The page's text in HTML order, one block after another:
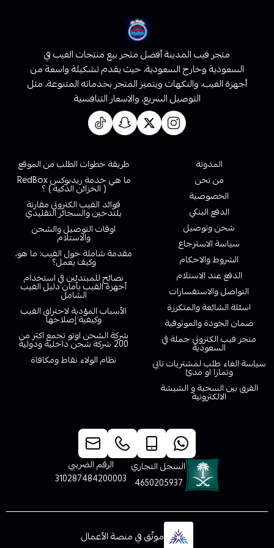
متجر فيب المدينة أفضل متجر بيع منتجات الفيب في
السعودية وخارج السعودية، حيث يقدم تشكيلة واسعة من
أجهزة الفيب، والنكهات ويتميز المتجر بخدماته المتنوعة، مثل
التوصيل السريع، والاسعار التنافسية
المدونة
من نحن
الخصوصية
الدفع البنكي
شحن وتوصيل
سياسة الاسترجاع
الشروط والاحكام
الدفع عند الاستلام
التواصل والاستفسارات
اسئلة الشائعة والمتكررة
ضمان الجودة والموثوقية
متجر فيب الكتروني جملة في
السعودية
سياسة الغاء طلب لمشتريات تابي
وتمارا او مدئ
الفرق بين السحبة و الشيشة
الالكترونية
طريقة خطوات الطلب من الموقع
ما هي خدمة ريدبوكس RedBox
( الخزائن الذكية ) ؟
فوائد الفيب الكتروني مقارنة
بلتدخين والسجائر التقليدي
اوقات التوصيل والشحن
والاستلام
مقدمة شاملة حول الفيب: ما هو،
وكيف يعمل؟
نصائح للمبتدئين في استخدام
أجهزة الفيب بأمان دليل الفيب
الشامل
الأسباب المؤدية لاحتراق الفيب
وكيفية إصلاحها
شركة الشحن اوتو تجمع اكثر من
200 شركة شحن داخلية ودولية
نظام الولاء نقاط ومكافاة
السجل التجاري
4650205937
الرقم الضريبي
310287484200003
موثّق في منصة الأعمال